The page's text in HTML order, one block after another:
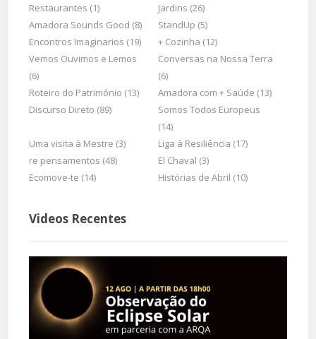
Restaurantes (1)
Jardins (26)
Amadora Sounds Good (8)
StandUp (5)
Encontros Imaginarios (19)
+ Cozinha (12)
Vemos Ouvimos e Lemos
(6)
Conversas na Nossa Terra
(6)
Roteiro do Património (13)
Amadora com + Saúde (13)
Discurso Direto (89)
Somos Todos Europeus
(14)
Uma visita à Mestre (3)
Liga à Resiliência (17)
re pensamentos (48)
El Chaval (3)
Ecomove-te (14)
Histórias de Abril (10)
Videos Recentes